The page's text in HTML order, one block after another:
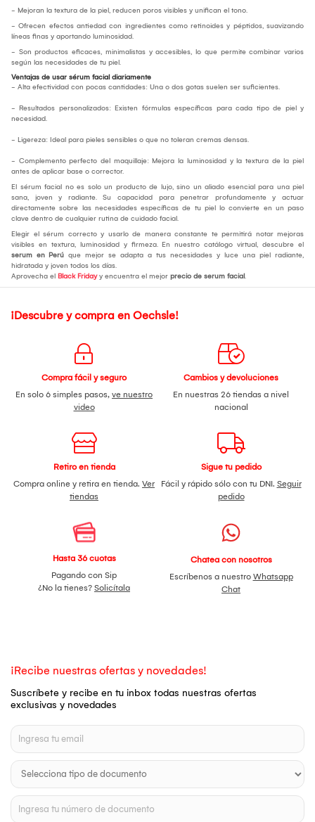
- Mejoran la textura de la piel, reducen poros visibles y unifican el tono.
- Ofrecen efectos antiedad con ingredientes como retinoides y péptidos, suavizando
líneas finas y aportando luminosidad.
- Son productos eficaces, minimalistas y accesibles, lo que permite combinar varios
según las necesidades de tu piel.
Ventajas de usar sérum facial diariamente
- Alta efectividad con pocas cantidades: Una o dos gotas suelen ser suficientes.
- Resultados personalizados: Existen fórmulas específicas para cada tipo de piel y
necesidad.
- Ligereza: Ideal para pieles sensibles o que no toleran cremas densas.
- Complemento perfecto del maquillaje: Mejora la luminosidad y la textura de la piel
antes de aplicar base o corrector.
El sérum facial no es solo un producto de lujo, sino un aliado esencial para una piel
sana, joven y radiante. Su capacidad para penetrar profundamente y actuar
directamente sobre las necesidades específicas de tu piel lo convierte en un paso
clave dentro de cualquier rutina de cuidado facial.
Elegir el sérum correcto y usarlo de manera constante te permitirá notar mejoras
visibles en textura, luminosidad y firmeza. En nuestro catálogo virtual, descubre el
serum en Perú que mejor se adapta a tus necesidades y luce una piel radiante,
hidratada y joven todos los días.
Aprovecha el Black Fridayy encuentra el mejor precio de serum facial.
¡Descubre y compra en Oechsle!
Compra fácil y seguro
En solo 6 simples pasos, ve nuestro
video
Cambios y devoluciones
En nuestras 26 tiendas a nivel
nacional
Retiro en tienda
Compra online y retira en tienda. Ver
tiendas
Sigue tu pedido
Fácil y rápido sólo con tu DNI. Seguir
pedido
Hasta 36 cuotas
Pagando con Sip
¿No la tienes? Solicítala
Chatea con nosotros
Escríbenos a nuestro Whatsapp
Chat
¡Recibe nuestras ofertas y novedades!
Suscríbete y recibe en tu inbox todas nuestras ofertas
exclusivas y novedades